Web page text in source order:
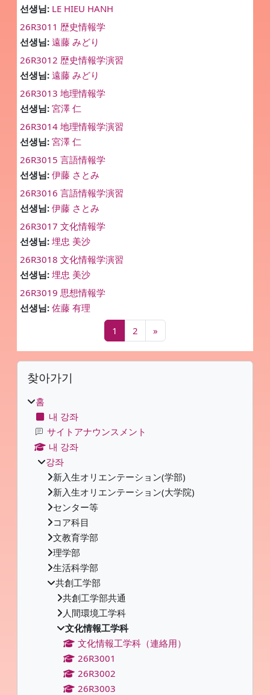
선생님: LE HIEU HANH
26R3011 歴史情報学
선생님: 遠藤 みどり
26R3012 歴史情報学演習
선생님: 遠藤 みどり
26R3013 地理情報学
선생님: 宮澤 仁
26R3014 地理情報学演習
선생님: 宮澤 仁
26R3015 言語情報学
선생님: 伊藤 さとみ
26R3016 言語情報学演習
선생님: 伊藤 さとみ
26R3017 文化情報学
선생님: 埋忠 美沙
26R3018 文化情報学演習
선생님: 埋忠 美沙
26R3019 思想情報学
선생님: 佐藤 有理
1 페이지 1
2 페이지 2
»
블록
찾아가기 생략
찾아가기
홈
내 강좌
サイトアナウンスメント
내 강좌
강좌
新入生オリエンテーション(学部)
新入生オリエンテーション(大学院)
センター等
コア科目
文教育学部
理学部
生活科学部
共創工学部
共創工学部共通
人間環境工学科
文化情報工学科
文化情報工学科（連絡用）
26R3001
26R3002
26R3003